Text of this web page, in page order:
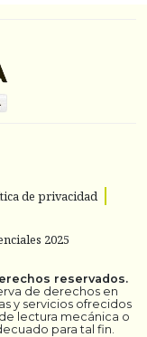
de privacidad
2025
reservados.
de derechos en
y servicios ofrecidos
lectura mecánica o
para tal fin.